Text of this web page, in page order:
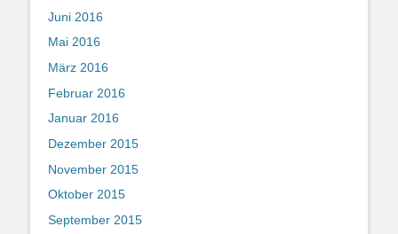
Juni 2016
Mai 2016
März 2016
Februar 2016
Januar 2016
Dezember 2015
November 2015
Oktober 2015
September 2015